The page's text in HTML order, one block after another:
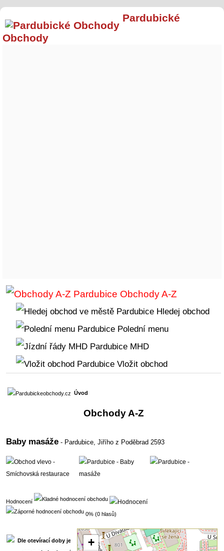
Pardubické
Obchody
Obchody A-Z
Hledej obchod
Polední menu
MHD
Vložit obchod
Úvod
Obchody A-Z
Baby masáže - Pardubice,Jiřího z Poděbrad 2593
Hodnocení
0% (0 hlasů)
+